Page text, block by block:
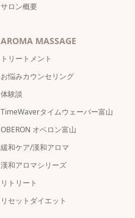
サロン概要
AROMA MASSAGE
トリートメント
お悩みカウンセリング
体験談
TimeWaverタイムウェーバー富山
OBERON オベロン富山
緩和ケア/漢和アロマ
漢和アロマシリーズ
リトリート
リセットダイエット